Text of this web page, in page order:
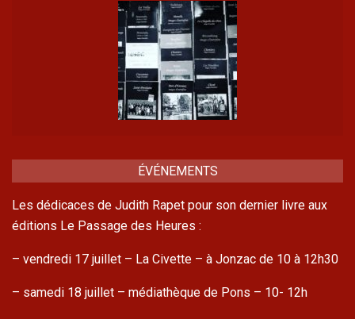
ÉVÉNEMENTS
Les dédicaces de Judith Rapet pour son dernier livre aux
éditions Le Passage des Heures :
– vendredi 17 juillet – La Civette – à Jonzac de 10 à 12h30
– samedi 18 juillet – médiathèque de Pons – 10- 12h